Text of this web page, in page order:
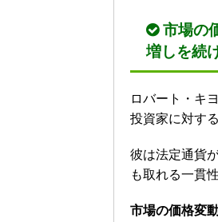
市場の
増しを続
ロバート・キ
投資家に対す
彼は法定通貨
も取れる一貫
市場の価格変